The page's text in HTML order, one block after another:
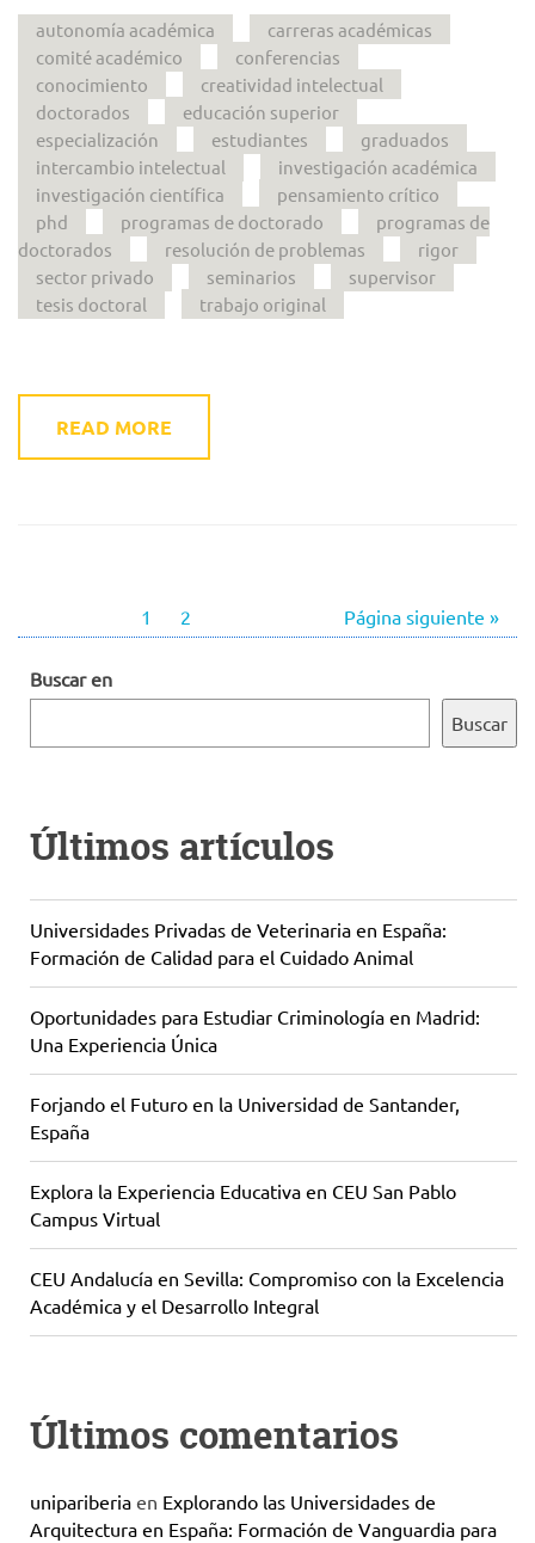
autonomía académica
carreras académicas
comité académico
conferencias
conocimiento
creatividad intelectual
doctorados
educación superior
especialización
estudiantes
graduados
intercambio intelectual
investigación académica
investigación científica
pensamiento crítico
phd
programas de doctorado
programas de
doctorados
resolución de problemas
rigor
sector privado
seminarios
supervisor
tesis doctoral
trabajo original
READ MORE
1 2 Página siguiente »
Buscar en
Buscar
Últimos artículos
Universidades Privadas de Veterinaria en España:
Formación de Calidad para el Cuidado Animal
Oportunidades para Estudiar Criminología en Madrid:
Una Experiencia Única
Forjando el Futuro en la Universidad de Santander,
España
Explora la Experiencia Educativa en CEU San Pablo
Campus Virtual
CEU Andalucía en Sevilla: Compromiso con la Excelencia
Académica y el Desarrollo Integral
Últimos comentarios
unipariberia en Explorando las Universidades de
Arquitectura en España: Formación de Vanguardia para